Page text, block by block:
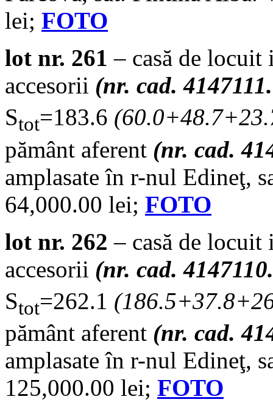
lei; FOTO
lot nr. 261 – casă de
accesorii (nr. cad.
Stot=183.6 (
pământ aferent (nr. cad.
amplasate în r-nul Edineţ,
64,000.00 lei; FOTO
lot nr. 262 – casă de
accesorii (nr. cad.
Stot=262.1 (
pământ aferent (nr. cad.
amplasate în r-nul Edineţ,
125,000.00 lei; FOTO